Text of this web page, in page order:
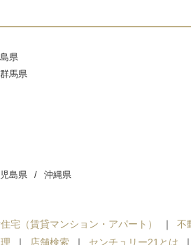
県
群馬県
島県 沖縄県
宅（賃貸マンション・アパート）
不
店舗検索 センチュリー21とは